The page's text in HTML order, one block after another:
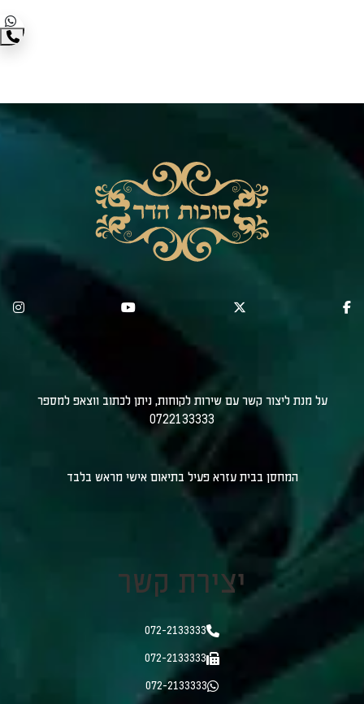
על מנת ליצור קשר עם שירות לקוחות, ניתן לכתוב ווצאפ למספר
0722133333
המחסן בבית עזרא פעיל בתיאום אישי מראש בלבד
יצירת קשר
072-2133333
072-2133333
072-2133333